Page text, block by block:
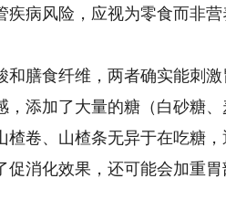
病风险，应视为零食而非营
膳食纤维，两者确实能刺激
添加了大量的糖（白砂糖
楂卷、山楂条无异于在吃糖
促消化效果，还可能会加重